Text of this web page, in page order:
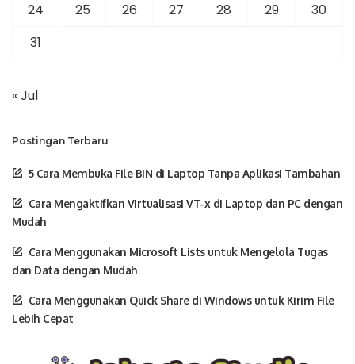
24
25 26 27 28 29
30
31
« Jul
Postingan Terbaru
5 Cara Membuka File BIN di Laptop Tanpa Aplikasi Tambahan
Cara Mengaktifkan Virtualisasi VT-x di Laptop dan PC dengan
Mudah
Cara Menggunakan Microsoft Lists untuk Mengelola Tugas
dan Data dengan Mudah
Cara Menggunakan Quick Share di Windows untuk Kirim File
Lebih Cepat